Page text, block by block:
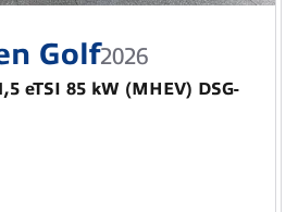
Golf2026
eTSI 85 kW (MHEV) DSG-